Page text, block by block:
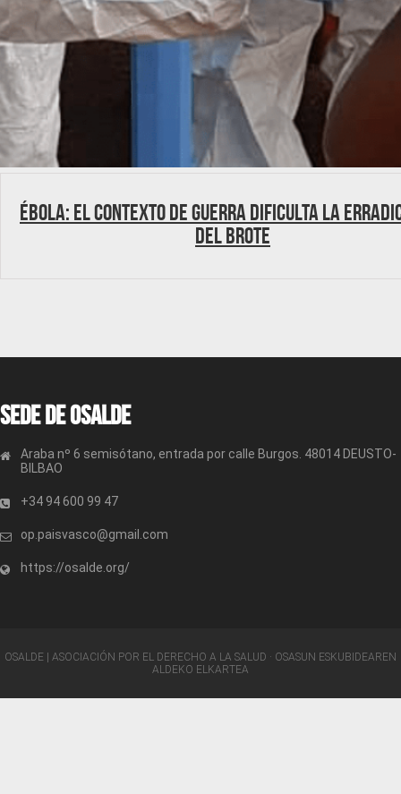
Ébola: El contexto de guerra dificulta la
del brote
Sede de OSALDE
Araba nº 6 semisótano, entrada por calle Burgos. 48014 DEUSTO-
BILBAO
+34 94 600 99 47
op.paisvasco@gmail.com
https://osalde.org/
OSALDE | ASOCIACIÓN POR EL DERECHO A LA SALUD · OSASUN ESKUBIDEAREN
ALDEKO ELKARTEA